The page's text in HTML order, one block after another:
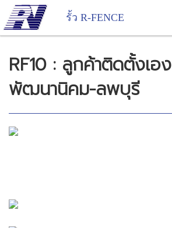
รั้ว R-FENCE
RF10 : ลูกค้าติดตั้งเอง
พัฒนานิคม-ลพบุรี